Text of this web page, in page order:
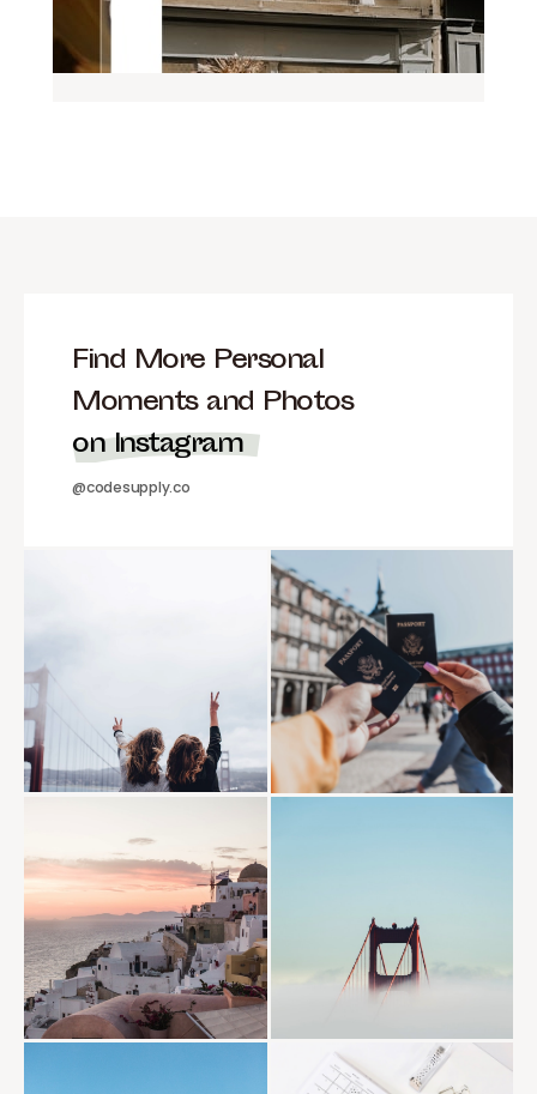
Find More Personal
Moments and Photos
on Instagram
@codesupply.co